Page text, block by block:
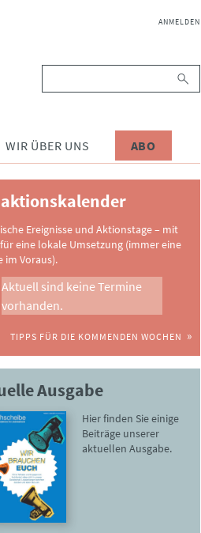
NAVIGATION
ANMELDEN
WIR ÜBER UNS ABO
Ereignisse und Aktionstage – mit
eine lokale Umsetzung (immer eine
im Voraus).
Aktuell sind keine Termine
vorhanden.
TIPPS FÜR DIE KOMMENDEN WOCHEN
Ausgabe
Hier finden Sie einige
Beiträge unserer
aktuellen Ausgabe.